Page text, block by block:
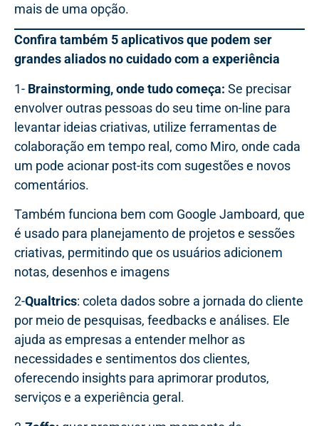
mais de uma opção.
Confira também 5 aplicativos que podem ser
grandes aliados no cuidado com a experiência
1- Brainstorming, onde tudo começa: Se precisar
envolver outras pessoas do seu time on-line para
levantar ideias criativas, utilize ferramentas de
colaboração em tempo real, como Miro, onde cada
um pode acionar post-its com sugestões e novos
comentários.
Também funciona bem com Google Jamboard, que
é usado para planejamento de projetos e sessões
criativas, permitindo que os usuários adicionem
notas, desenhos e imagens
2-Qualtrics: coleta dados sobre a jornada do cliente
por meio de pesquisas, feedbacks e análises. Ele
ajuda as empresas a entender melhor as
necessidades e sentimentos dos clientes,
oferecendo insights para aprimorar produtos,
serviços e a experiência geral.